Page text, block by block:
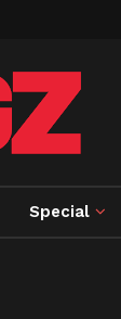
Special